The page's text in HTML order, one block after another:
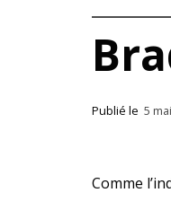
Publié le 5
Comme